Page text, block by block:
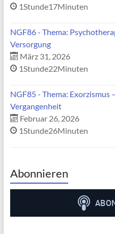
1Stunde17Minuten
NGF86 - Thema:
Versorgung
März 31, 2026
1Stunde22Minuten
NGF85 - Thema: Exorzismus
Vergangenheit
Februar 26, 2026
1Stunde26Minuten
Abonnieren